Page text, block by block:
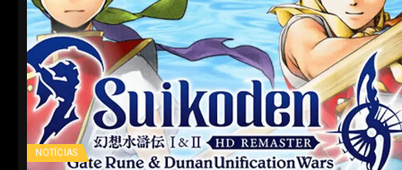
NOTÍCIAS